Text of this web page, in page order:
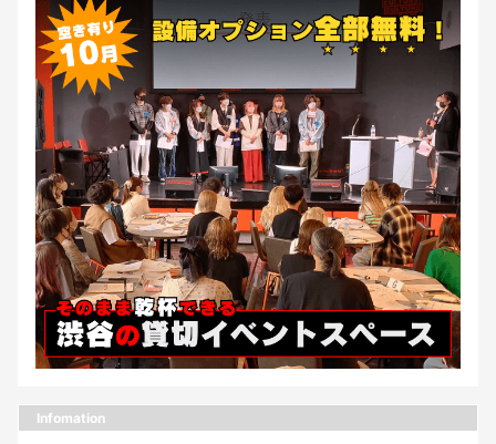
Infomation